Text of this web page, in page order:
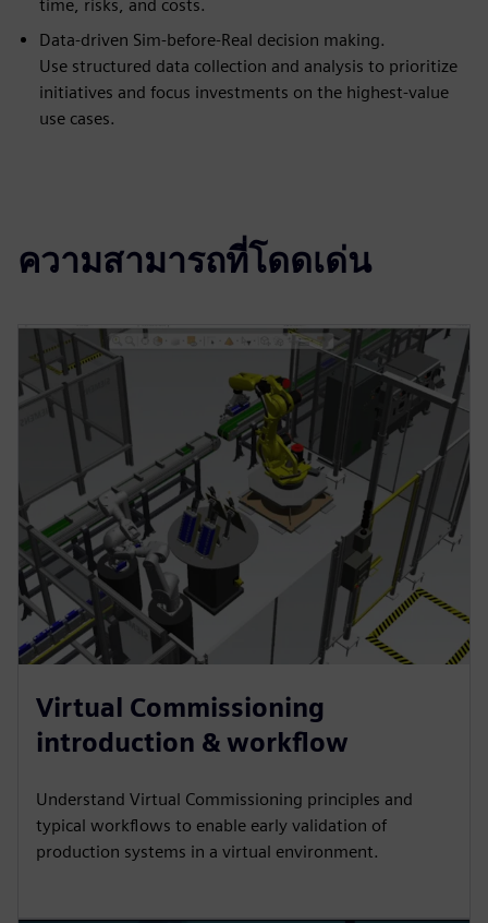
time, risks, and costs.
Data-driven Sim-before-Real decision making.
Use structured data collection and analysis to prioritize
initiatives and focus investments on the highest-value
use cases.
ความสามารถที่โดดเด่น
Virtual Commissioning
introduction & workflow
Understand Virtual Commissioning principles and
typical workflows to enable early validation of
production systems in a virtual environment.